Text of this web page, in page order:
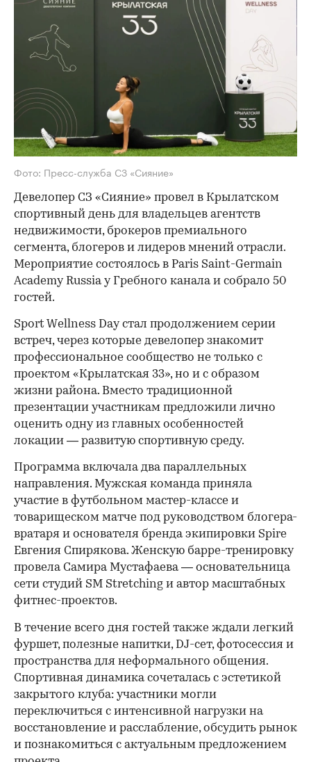
Фото: Пресс-служба СЗ «Сияние»
Девелопер СЗ «Сияние» провел в Крылатском
спортивный день для владельцев агентств
недвижимости, брокеров премиального
сегмента, блогеров и лидеров мнений отрасли.
Мероприятие состоялось в Paris Saint-Germain
Academy Russia у Гребного канала и собрало 50
гостей.
Sport Wellness Day стал продолжением серии
встреч, через которые девелопер знакомит
профессиональное сообщество не только с
проектом «Крылатская 33», но и с образом
жизни района. Вместо традиционной
презентации участникам предложили лично
оценить одну из главных особенностей
локации — развитую спортивную среду.
Программа включала два параллельных
направления. Мужская команда приняла
участие в футбольном мастер-классе и
товарищеском матче под руководством блогера-
вратаря и основателя бренда экипировки Spire
Евгения Спирякова. Женскую барре-тренировку
провела Самира Мустафаева — основательница
сети студий SM Stretching и автор масштабных
фитнес-проектов.
В течение всего дня гостей также ждали легкий
фуршет, полезные напитки, DJ-сет, фотосессия и
пространства для неформального общения.
Спортивная динамика сочеталась с эстетикой
закрытого клуба: участники могли
переключиться с интенсивной нагрузки на
восстановление и расслабление, обсудить рынок
и познакомиться с актуальным предложением